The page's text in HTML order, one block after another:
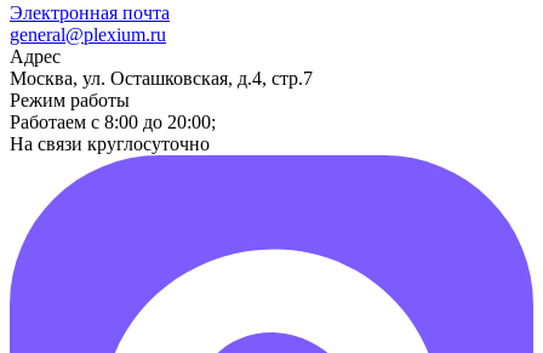
Электронная почта
general@plexium.ru
Адрес
Москва, ул. Осташковская, д.4, стр.7
Режим работы
Работаем с 8:00 до 20:00;
На связи круглосуточно